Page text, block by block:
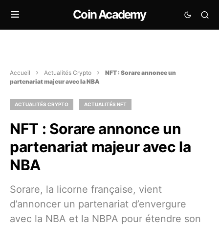
Coin Academy
Accueil Actualités Crypto
NFT : Sorare annonce un
partenariat majeur avec la NBA
ACTUALITÉS CRYPTO ACTUALITÉS NFT
NFT : Sorare annonce un
partenariat majeur avec la
NBA
Sorare, la licorne française, vient
d’annoncer un partenariat d’envergure
avec la NBA et la NBPA pour étendre son